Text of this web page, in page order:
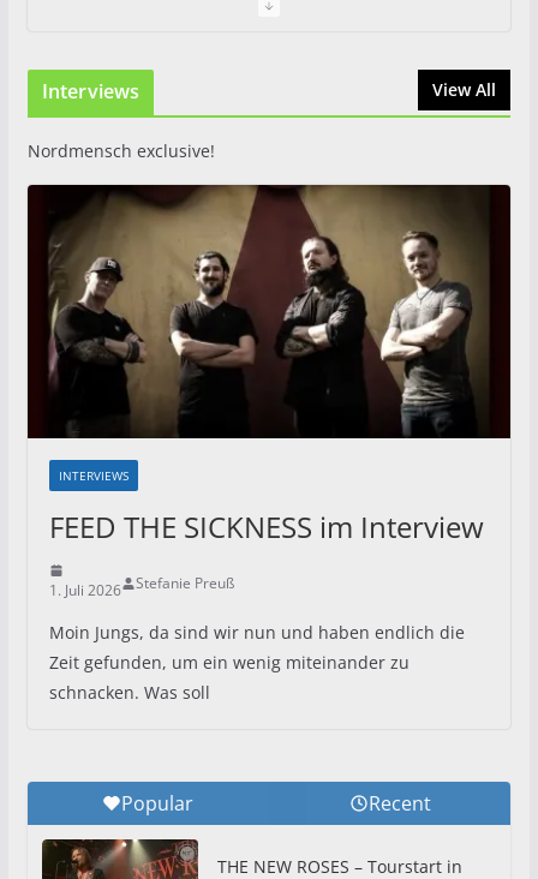
Zwei Tage Rock und Metal in
Interviews View All
Nordmensch exclusive!
INTERVIEWS
FEED THE SICKNESS im Interview
1. Juli 2026 Stefanie Preuß
Moin Jungs, da sind wir nun und haben endlich die
Zeit gefunden, um ein wenig miteinander zu
schnacken. Was soll
Popular Recent
THE NEW ROSES – Tourstart in